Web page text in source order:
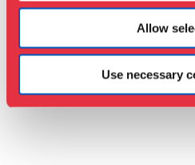
Allow
Use necessary